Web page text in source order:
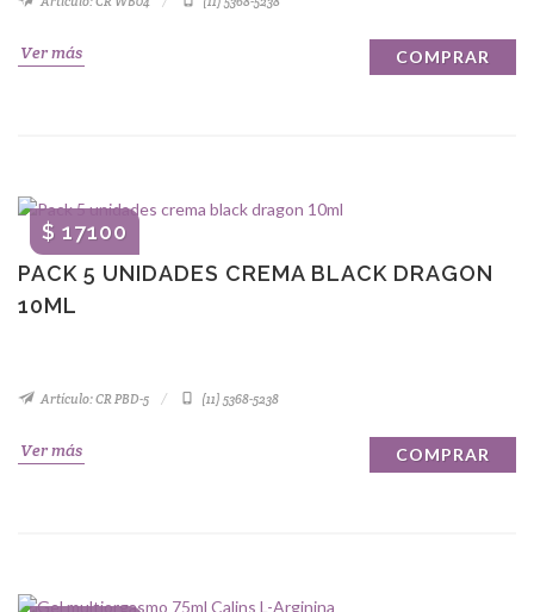
Ver más COMPRAR
PACK 5 UNIDADES CREMA BLACK DRAGON
10ML
$ 17100
Artículo: CR PBD-5 (11) 5368-5238
Ver más COMPRAR